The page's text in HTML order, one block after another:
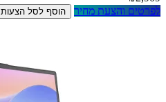
לפרטים והצעת מחיר
הוסף לסל הצעות